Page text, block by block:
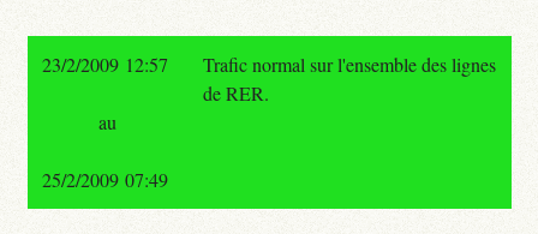
23/2/2009 12:57
Trafic normal sur l'ensemble des lignes
de RER.
au
25/2/2009 07:49